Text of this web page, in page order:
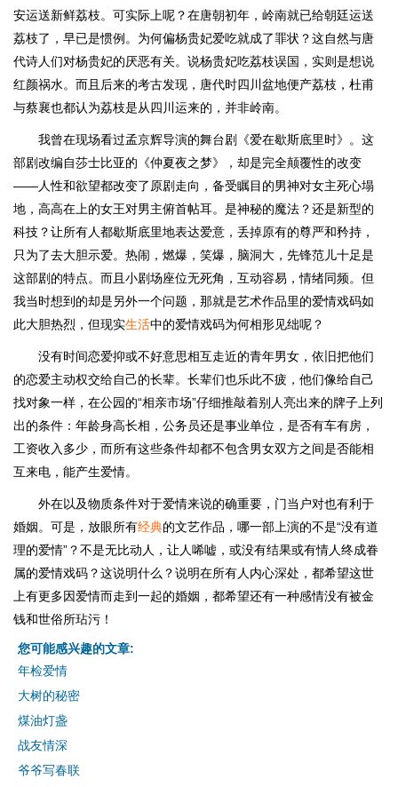
安运送新鲜荔枝。可实际上呢？在唐朝初年，岭南就已给朝廷运送
荔枝了，早已是惯例。为何偏杨贵妃爱吃就成了罪状？这自然与唐
代诗人们对杨贵妃的厌恶有关。说杨贵妃吃荔枝误国，实则是想说
红颜祸水。而且后来的考古发现，唐代时四川盆地便产荔枝，杜甫
与蔡襄也都认为荔枝是从四川运来的，并非岭南。
我曾在现场看过孟京辉导演的舞台剧《爱在歇斯底里时》。这
部剧改编自莎士比亚的《仲夏夜之梦》，却是完全颠覆性的改变
——人性和欲望都改变了原剧走向，备受瞩目的男神对女主死心塌
地，高高在上的女王对男主俯首帖耳。是神秘的魔法？还是新型的
科技？让所有人都歇斯底里地表达爱意，丢掉原有的尊严和矜持，
只为了去大胆示爱。热闹，燃爆，笑爆，脑洞大，先锋范儿十足是
这部剧的特点。而且小剧场座位无死角，互动容易，情绪同频。但
我当时想到的却是另外一个问题，那就是艺术作品里的爱情戏码如
此大胆热烈，但现实生活中的爱情戏码为何相形见绌呢？
没有时间恋爱抑或不好意思相互走近的青年男女，依旧把他们
的恋爱主动权交给自己的长辈。长辈们也乐此不疲，他们像给自己
找对象一样，在公园的“相亲市场”仔细推敲着别人亮出来的牌子上列
出的条件：年龄身高长相，公务员还是事业单位，是否有车有房，
工资收入多少，而所有这些条件却都不包含男女双方之间是否能相
互来电，能产生爱情。
外在以及物质条件对于爱情来说的确重要，门当户对也有利于
婚姻。可是，放眼所有经典的文艺作品，哪一部上演的不是“没有道
理的爱情”？不是无比动人，让人唏嘘，或没有结果或有情人终成眷
属的爱情戏码？这说明什么？说明在所有人内心深处，都希望这世
上有更多因爱情而走到一起的婚姻，都希望还有一种感情没有被金
钱和世俗所玷污！
您可能感兴趣的文章:
年检爱情
大树的秘密
煤油灯盏
战友情深
爷爷写春联